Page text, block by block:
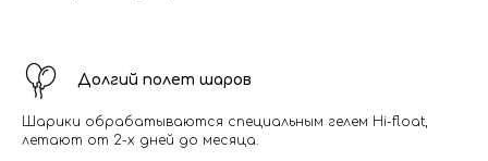
Долгий полет шаров
Шарики обрабатываются специальным гелем Hi-float,
летают от 2-х дней до месяца.